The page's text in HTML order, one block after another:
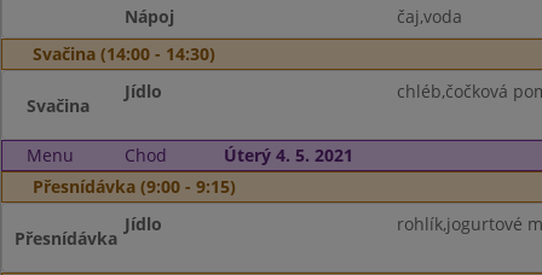
Nápoj
čaj,voda
Svačina (14:00 - 14:30)
Svačina
Jídlo chléb,čočková
Menu Chod
Úterý 4. 5. 2021
Přesnídávka (9:00 - 9:15)
Přesnídávka
Jídlo rohlík,jogurtové